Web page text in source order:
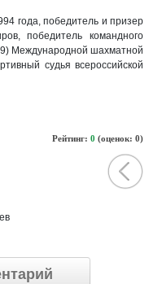
года, победитель и призер
победитель командного
Международной шахматной
судья всероссийской
Рейтинг: 0 (оценок: 0)